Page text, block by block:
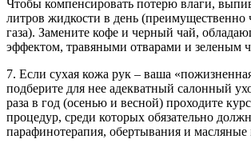
Чтобы компенсировать потерю влаги,
литров жидкости в день (преимущественно
газа). Замените кофе и черный чай,
эффектом, травяными отварами и зеленым
7. Если сухая кожа рук – ваша
подберите для нее адекватный салонный
раза в год (осенью и весной) проходите
процедур, среди которых обязательно
парафинотерапия, обертывания и масляные